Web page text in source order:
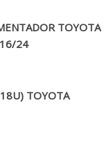
TOYOTA
16/24
TOYOTA